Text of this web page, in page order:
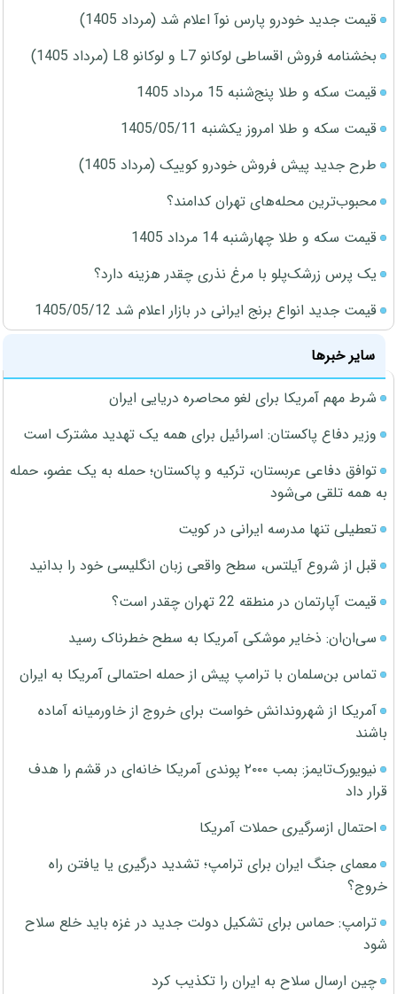
قیمت جدید خودرو پارس نوآ اعلام شد (مرداد 1405)
بخشنامه فروش اقساطی لوکانو L7 و لوکانو L8 (مرداد 1405)
قیمت سکه و طلا پنج‌شنبه 15 مرداد 1405
قیمت سکه و طلا امروز یکشنبه 1405/05/11
طرح جدید پیش فروش خودرو کوییک (مرداد 1405)
محبوب‌ترین محله‌های تهران کدامند؟
قیمت سکه و طلا چهارشنبه 14 مرداد 1405
یک پرس زرشک‌پلو با مرغ نذری چقدر هزینه دارد؟
قیمت جدید انواع برنج ایرانی در بازار اعلام شد 1405/05/12
سایر خبرها
شرط مهم آمریکا برای لغو محاصره دریایی ایران
وزیر دفاع پاکستان: اسرائیل برای همه یک تهدید مشترک است
توافق دفاعی عربستان، ترکیه و پاکستان؛ حمله به یک عضو، حمله
به همه تلقی می‌شود
تعطیلی تنها مدرسه ایرانی در کویت
قبل از شروع آیلتس، سطح واقعی زبان انگلیسی خود را بدانید
قیمت آپارتمان در منطقه 22 تهران چقدر است؟
سی‌ان‌ان: ذخایر موشکی آمریکا به سطح خطرناک رسید
تماس بن‌سلمان با ترامپ پیش از حمله احتمالی آمریکا به ایران
آمریکا از شهروندانش خواست برای خروج از خاورمیانه آماده
باشند
نیویورک‌تایمز: بمب ۲۰۰۰ پوندی آمریکا خانه‌ای در قشم را هدف
قرار داد
احتمال ازسرگیری حملات آمریکا
معمای جنگ ایران برای ترامپ؛ تشدید درگیری یا یافتن راه
خروج؟
ترامپ: حماس برای تشکیل دولت جدید در غزه باید خلع سلاح
شود
چین ارسال سلاح به ایران را تکذیب کرد